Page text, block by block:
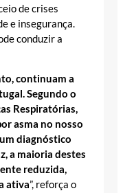
de crises
e insegurança.
conduzir a
continuam a
Segundo o
Respiratórias,
asma no nosso
diagnóstico
a maioria destes
reduzida,
ativa”, reforça o